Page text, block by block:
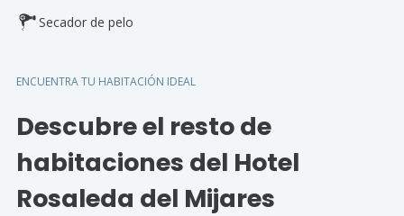
Secador de pelo
ENCUENTRA TU HABITACIÓN IDEAL
Descubre el resto de
habitaciones del Hotel
Rosaleda del Mijares